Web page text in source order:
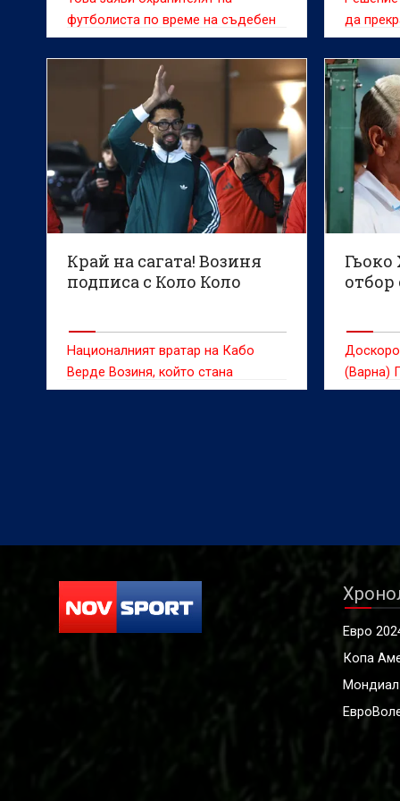
футболиста по време на съдебен
процес
да
Край на сагата! Возиня
подписа с Коло Коло
Националният вратар на Кабо
Верде Возиня, който стана
сензация в социалните мрежи по
отбор
(Варна)
Евро
Копа